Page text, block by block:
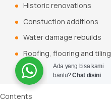
Historic renovations
Constuction additions
Water damage rebuilds
Roofing, flooring and tiling
Contents
Ada yang bisa kami
bantu?Chat disini